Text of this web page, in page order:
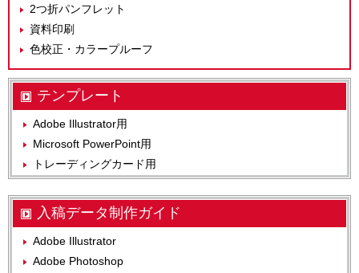
2つ折パンフレット
資料印刷
色校正・カラープルーフ
テンプレート
Adobe Illustrator用
Microsoft PowerPoint用
トレーディングカード用
入稿データ制作ガイド
Adobe Illustrator
Adobe Photoshop